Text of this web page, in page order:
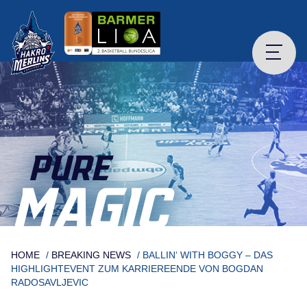
content
PURE
MAGIC
HOME / BREAKING NEWS / BALLIN‘ WITH BOGGY – DAS
HIGHLIGHTEVENT ZUM KARRIEREENDE VON BOGDAN
RADOSAVLJEVIC